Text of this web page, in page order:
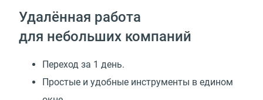
Удалённая работа
для небольших компаний
Переход за 1 день.
Простые и удобные инструменты в едином